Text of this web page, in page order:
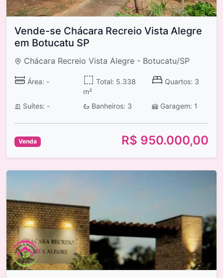
Vende-se Chácara Recreio Vista Alegre
em Botucatu SP
Chácara Recreio Vista Alegre - Botucatu/SP
Área: -
Total: 5.338
m²
Quartos: 3
Suítes: - Banheiros: 3 Garagem: 1
Venda R$ 950.000,00